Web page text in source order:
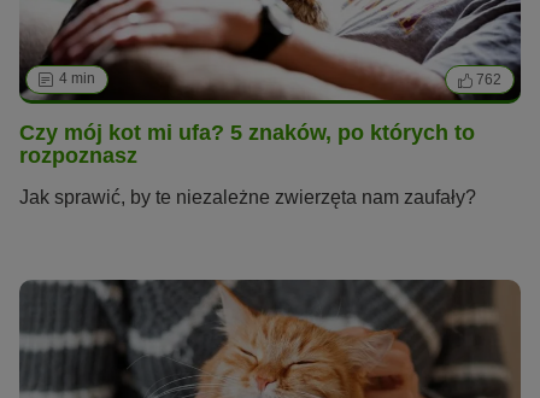
4 min 762
Czy mój kot mi ufa? 5 znaków, po których to
rozpoznasz
Jak sprawić, by te niezależne zwierzęta nam zaufały?